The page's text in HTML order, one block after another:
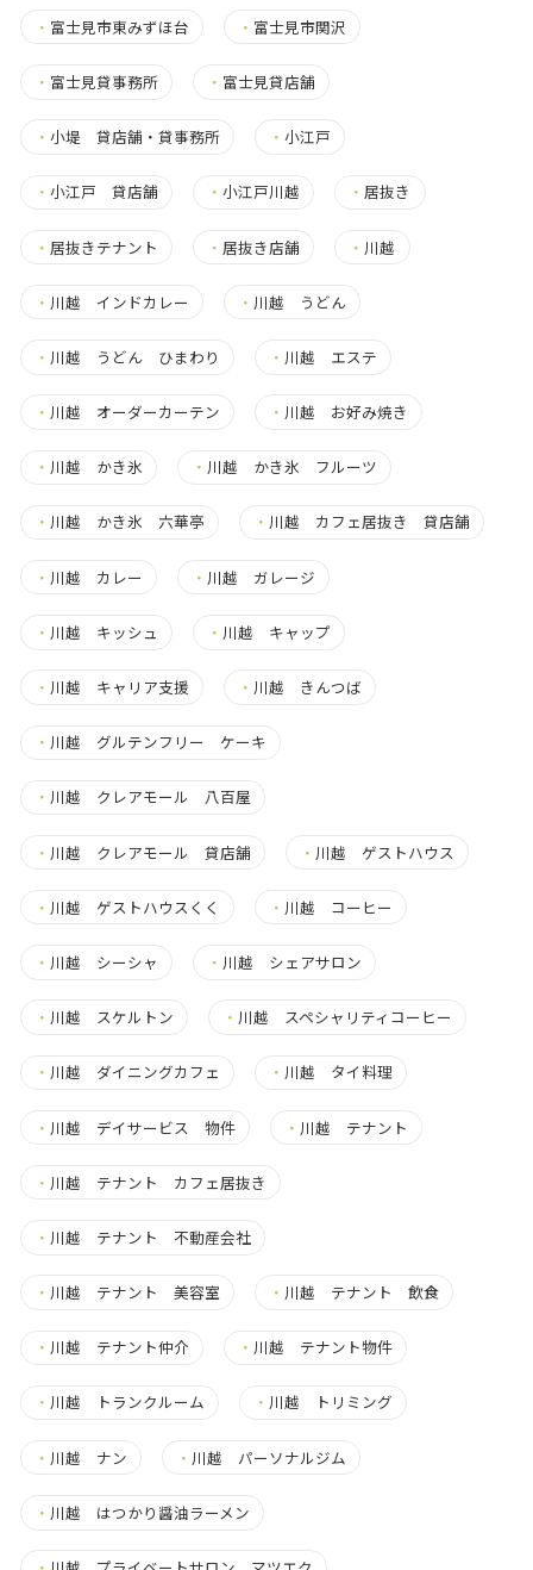
・ 富士見市東みずほ台 ・ 富士見市関沢
・ 富士見貸事務所 ・ 富士見貸店舗
・ 小堤 貸店舗・貸事務所 ・小江戸
・ 小江戸 貸店舗 ・小江戸川越 ・居抜き
・ 居抜きテナント ・ 居抜き店舗 ・ 川越
・ 川越 インドカレー ・ 川越 うどん
・ 川越 うどん ひまわり ・ 川越 エステ
・ 川越 オーダーカーテン ・ 川越 お好み焼き
・ 川越 かき氷 ・ 川越 かき氷 フルーツ
・ 川越 かき氷 六華亭 ・ 川越 カフェ居抜き 貸店舗
・ 川越 カレー ・ 川越 ガレージ
・ 川越 キッシュ ・ 川越 キャップ
・ 川越 キャリア支援 ・ 川越 きんつば
・ 川越 グルテンフリー ケーキ
・ 川越 クレアモール 八百屋
・ 川越 クレアモール 貸店舗 ・ 川越 ゲストハウス
・ 川越 ゲストハウスくく ・ 川越 コーヒー
・ 川越 シーシャ ・ 川越 シェアサロン
・ 川越 スケルトン ・ 川越 スペシャリティコーヒー
・ 川越 ダイニングカフェ ・ 川越 タイ料理
・ 川越 デイサービス 物件 ・ 川越 テナント
・ 川越 テナント カフェ居抜き
・ 川越 テナント 不動産会社
・ 川越 テナント 美容室 ・ 川越 テナント 飲食
・ 川越 テナント仲介 ・ 川越 テナント物件
・ 川越 トランクルーム ・ 川越 トリミング
・ 川越 ナン ・ 川越 パーソナルジム
・ 川越 はつかり醤油ラーメン